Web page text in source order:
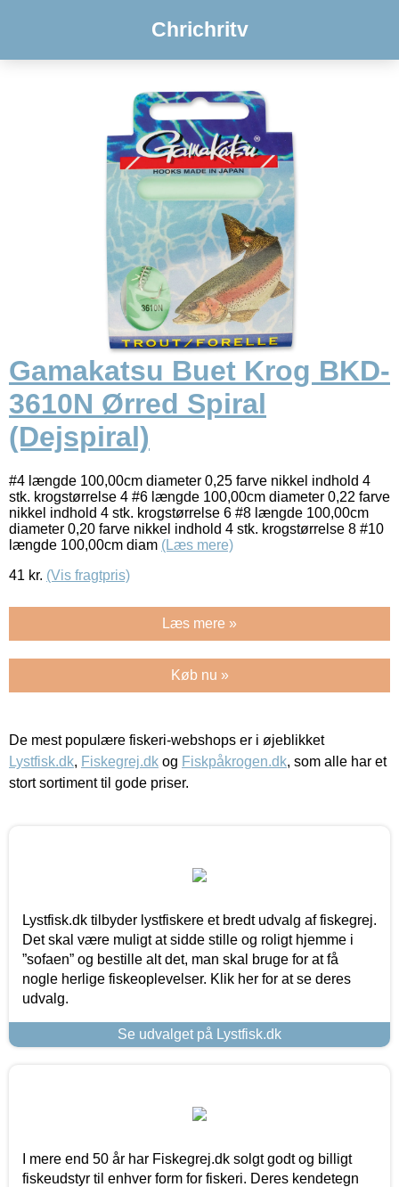
Chrichritv
Gamakatsu Buet Krog BKD-
3610N Ørred Spiral
(Dejspiral)
#4 længde 100,00cm diameter 0,25 farve nikkel indhold 4
stk. krogstørrelse 4 #6 længde 100,00cm diameter 0,22 farve
nikkel indhold 4 stk. krogstørrelse 6 #8 længde 100,00cm
diameter 0,20 farve nikkel indhold 4 stk. krogstørrelse 8 #10
længde 100,00cm diam (Læs mere)
41 kr. (Vis fragtpris)
Læs mere »
Køb nu »
De mest populære fiskeri-webshops er i øjeblikket
Lystfisk.dk, Fiskegrej.dk og Fiskpåkrogen.dk, som alle har et
stort sortiment til gode priser.
Lystfisk.dk tilbyder lystfiskere et bredt udvalg af fiskegrej.
Det skal være muligt at sidde stille og roligt hjemme i
”sofaen” og bestille alt det, man skal bruge for at få
nogle herlige fiskeoplevelser. Klik her for at se deres
udvalg.
Se udvalget på Lystfisk.dk
I mere end 50 år har Fiskegrej.dk solgt godt og billigt
fiskeudstyr til enhver form for fiskeri. Deres kendetegn